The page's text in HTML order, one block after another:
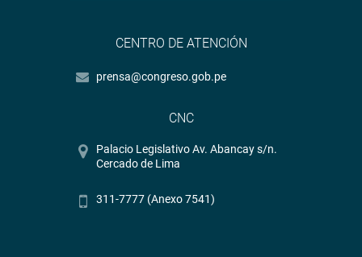
CENTRO DE ATENCIÓN
prensa@congreso.gob.pe
CNC
Palacio Legislativo Av. Abancay s/n.
Cercado de Lima
311-7777 (Anexo 7541)